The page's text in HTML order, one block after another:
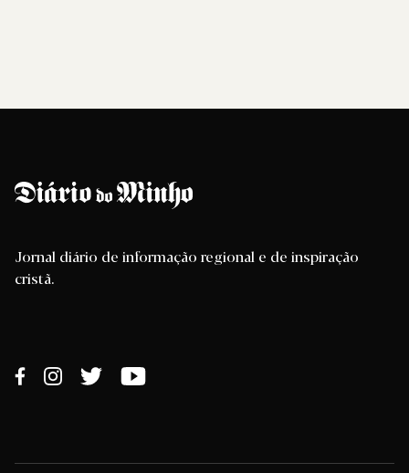
Jornal diário de informação regional e de inspiração
cristã.